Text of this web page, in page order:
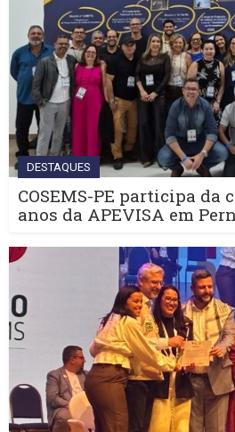
DESTAQUES
COSEMS-PE participa da
anos da APEVISA em